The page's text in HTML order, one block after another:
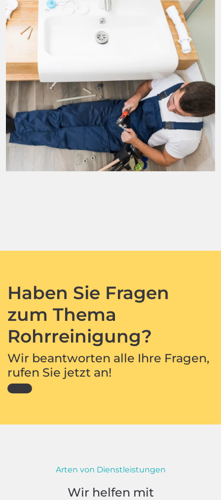
Haben Sie Fragen
zum Thema
Rohrreinigung?
Wir beantworten alle Ihre Fragen,
rufen Sie jetzt an!
Arten von Dienstleistungen
Wir helfen mit